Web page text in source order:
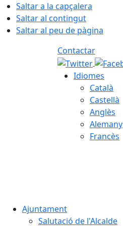
Saltar a la capçalera
Saltar al contingut
Saltar al peu de pàgina
Contactar
Idiomes
Català
Castellà
Anglès
Alemany
Francès
Ajuntament
Salutació de l'Alcalde